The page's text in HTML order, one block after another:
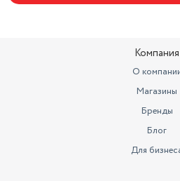
Тип проводного соединения
32 Ом
есть
Компания
О
Магазины
Бренды
Блог
Для